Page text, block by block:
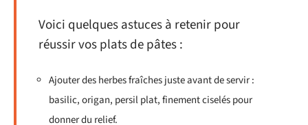
Voici quelques astuces à retenir pour
réussir vos plats de pâtes :
Ajouter des herbes fraîches juste avant de servir :
basilic, origan, persil plat, finement ciselés pour
donner du relief.